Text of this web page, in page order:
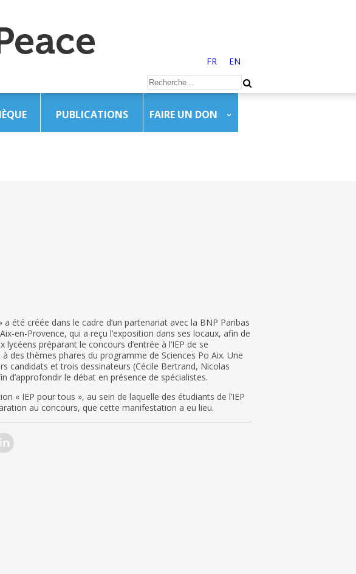
FR EN
PUBLICATIONS FAIRE UN DON
été créée dans le cadre d’un partenariat avec la BNP Paribas
en-Provence, qui a reçu l’exposition dans ses locaux, afin de
préparant le concours d’entrée à l’IEP de se
des thèmes phares du programme de Sciences Po Aix. Une
candidats et trois dessinateurs (Cécile Bertrand, Nicolas
d’approfondir le débat en présence de spécialistes.
« IEP pour tous », au sein de laquelle des étudiants de l’IEP
au concours, que cette manifestation a eu lieu.